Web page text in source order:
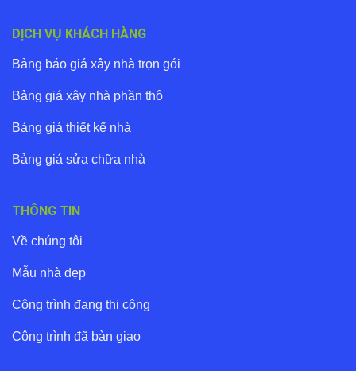
DỊCH VỤ KHÁCH HÀNG
Bảng báo giá xây nhà trọn gói
Bảng giá xây nhà phần thô
Bảng giá thiết kế nhà
Bảng giá sửa chữa nhà
THÔNG TIN
Về chúng tôi
Mẫu nhà đẹp
Công trình đang thi công
Công trình đã bàn giao